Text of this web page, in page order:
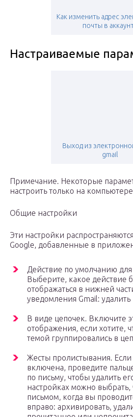
Как изменить адрес
почты в
Настраиваемые
Выход из
gmail
Примечание. Некоторые
настроить только на
Общие настройки
Эти настройки
Google, добавленные в
Действие по умолчанию
Выберите, какое действие
отображаться в нижней
уведомления Gmail:
В виде цепочек. Включите
отображения, если хотите,
темой группировались в
Жесты пролистывания. Если
включена, проведите
по письму, чтобы удалить
настройках можно выбрать,
письмом, когда вы
вправо: архивировать,